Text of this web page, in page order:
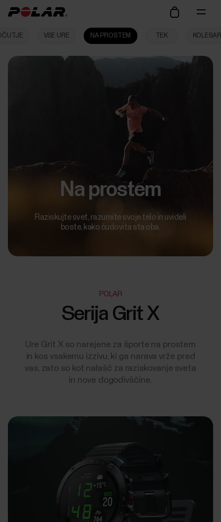
VSE URE NA PROSTEM TEK
Na prostem
Raziskujte svet, razumite svoje telo in uvideli
boste, kako čudovita sta oba.
POLAR
Serija Grit X
Ure Grit X so narejene za športe na prostem
in kos vsakemu izzivu, ki ga narava vrže pred
vas, zato so kot nalašč za raziskovanje sveta
in nove dogodivščine.